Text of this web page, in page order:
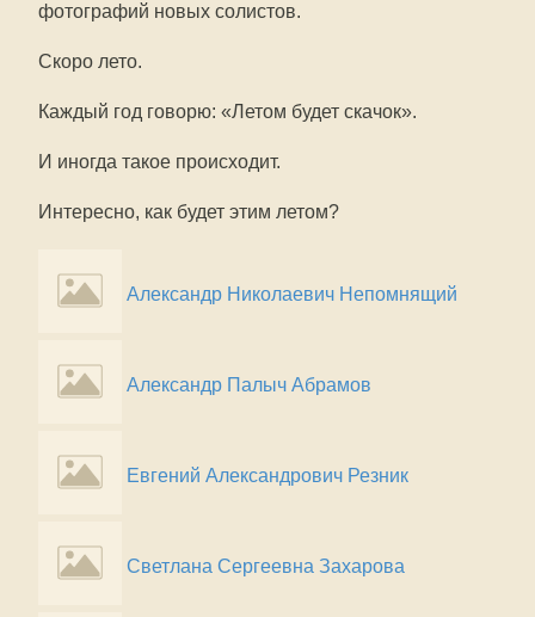
фотографий новых солистов.
Скоро лето.
Каждый год говорю: «Летом будет скачок».
И иногда такое происходит.
Интересно, как будет этим летом?
Александр Николаевич Непомнящий
Александр Палыч Абрамов
Евгений Александрович Резник
Светлана Сергеевна Захарова